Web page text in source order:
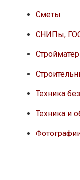
Сметы
СНИПы,
Техника
Техника и